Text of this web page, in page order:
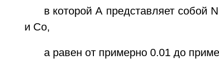
в которой А представляет собой
и Со,
а равен от примерно 0.01 до